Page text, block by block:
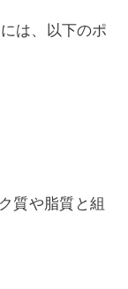
は、以下のポ
質や脂質と組